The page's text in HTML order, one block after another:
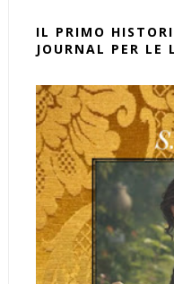
IL PRIMO
JOURNAL PER LE